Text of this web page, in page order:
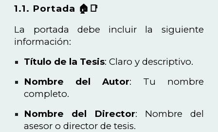
1.1. Portada 🏠📑
La portada debe incluir la siguiente
información:
Título de la Tesis: Claro y descriptivo.
Nombre del Autor: Tu nombre
completo.
Nombre del Director: Nombre del
asesor o director de tesis.